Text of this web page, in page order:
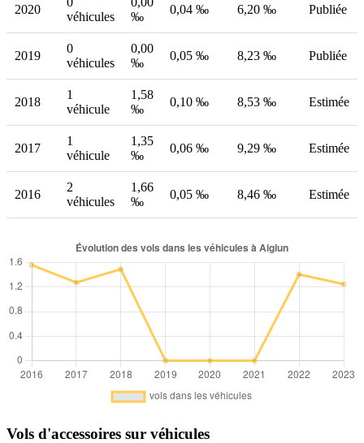
2020
véhicules
‰
0,04 ‰ 6,20 ‰ Publiée
2019
0
véhicules
0,00
‰
0,05 ‰ 8,23 ‰ Publiée
2018
1
véhicule
1,58
‰
0,10 ‰ 8,53 ‰ Estimée
2017
1
véhicule
1,35
‰
0,06 ‰ 9,29 ‰ Estimée
2016
2
véhicules
1,66
‰
0,05 ‰ 8,46 ‰ Estimée
Vols d'accessoires sur véhicules